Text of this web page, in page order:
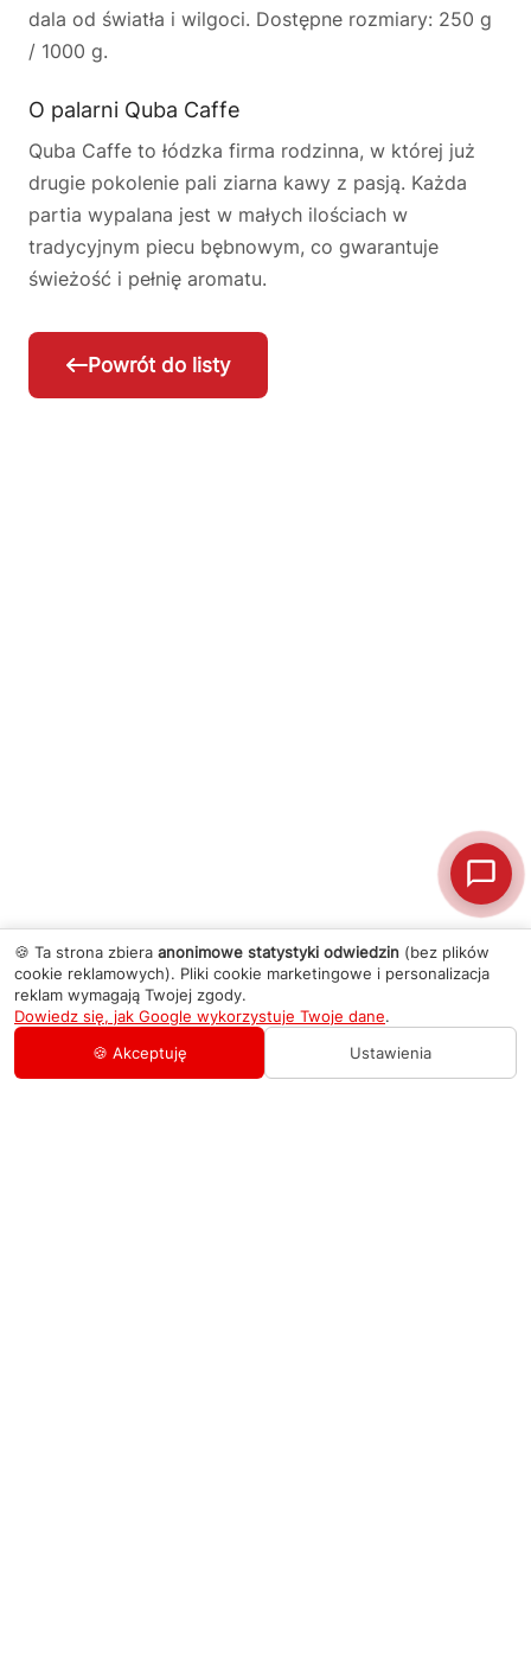
dala od światła i wilgoci. Dostępne rozmiary: 250 g
/ 1000 g.
O palarni Quba Caffe
Quba Caffe to łódzka firma rodzinna, w której już
drugie pokolenie pali ziarna kawy z pasją. Każda
partia wypalana jest w małych ilościach w
tradycyjnym piecu bębnowym, co gwarantuje
świeżość i pełnię aromatu.
Powrót do listy
🍪 Ta strona zbiera anonimowe statystyki odwiedzin (bez plików
cookie reklamowych). Pliki cookie marketingowe i personalizacja
reklam wymagają Twojej zgody.
Dowiedz się, jak Google wykorzystuje Twoje dane.
🍪 Akceptuję
Ustawienia